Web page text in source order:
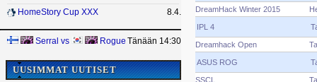
HomeStory Cup XXX
8.4.
Serral vs Rogue Tänään 14:30
UUSIMMAT UUTISET
DreamHack Winter 2015
IPL 4
Dreamhack Open
ASUS ROG
SSCL